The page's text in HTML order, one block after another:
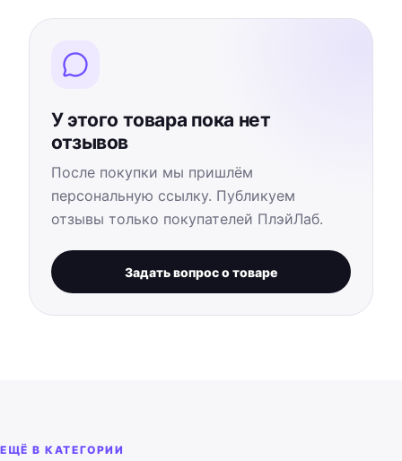
У этого товара пока нет
отзывов
После покупки мы пришлём
персональную ссылку. Публикуем
отзывы только покупателей ПлэйЛаб.
Задать вопрос о товаре
ЕЩЁ В КАТЕГОРИИ